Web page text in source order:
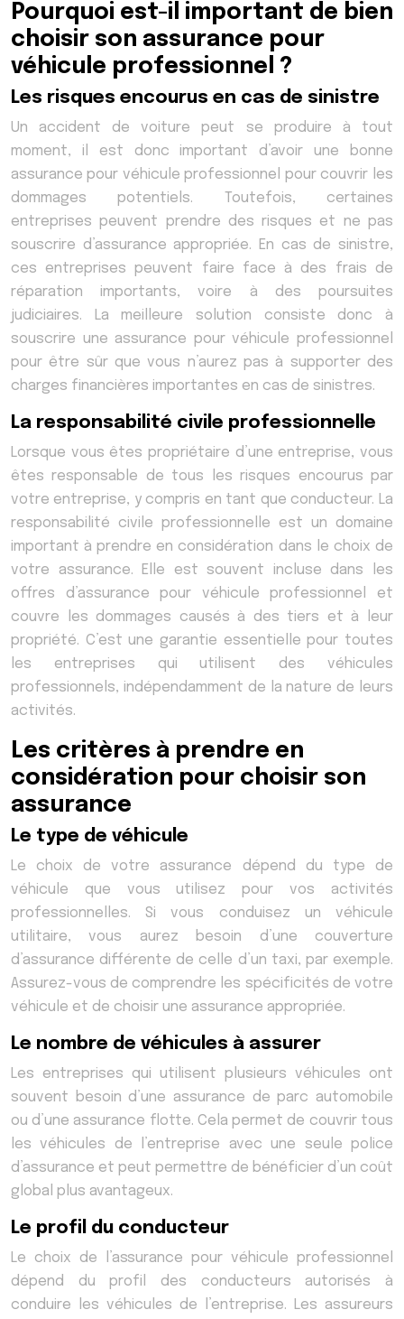
Pourquoi est-il important de bien
choisir son assurance pour
véhicule professionnel ?
Les risques encourus en cas de sinistre
Un accident de voiture peut se produire à tout
moment, il est donc important d’avoir une bonne
assurance pour véhicule professionnel pour couvrir les
dommages potentiels. Toutefois, certaines
entreprises peuvent prendre des risques et ne pas
souscrire d’assurance appropriée. En cas de sinistre,
ces entreprises peuvent faire face à des frais de
réparation importants, voire à des poursuites
judiciaires. La meilleure solution consiste donc à
souscrire une assurance pour véhicule professionnel
pour être sûr que vous n’aurez pas à supporter des
charges financières importantes en cas de sinistres.
La responsabilité civile professionnelle
Lorsque vous êtes propriétaire d’une entreprise, vous
êtes responsable de tous les risques encourus par
votre entreprise, y compris en tant que conducteur. La
responsabilité civile professionnelle est un domaine
important à prendre en considération dans le choix de
votre assurance. Elle est souvent incluse dans les
offres d’assurance pour véhicule professionnel et
couvre les dommages causés à des tiers et à leur
propriété. C’est une garantie essentielle pour toutes
les entreprises qui utilisent des véhicules
professionnels, indépendamment de la nature de leurs
activités.
Les critères à prendre en
considération pour choisir son
assurance
Le type de véhicule
Le choix de votre assurance dépend du type de
véhicule que vous utilisez pour vos activités
professionnelles. Si vous conduisez un véhicule
utilitaire, vous aurez besoin d’une couverture
d’assurance différente de celle d’un taxi, par exemple.
Assurez-vous de comprendre les spécificités de votre
véhicule et de choisir une assurance appropriée.
Le nombre de véhicules à assurer
Les entreprises qui utilisent plusieurs véhicules ont
souvent besoin d’une assurance de parc automobile
ou d’une assurance flotte. Cela permet de couvrir tous
les véhicules de l’entreprise avec une seule police
d’assurance et peut permettre de bénéficier d’un coût
global plus avantageux.
Le profil du conducteur
Le choix de l’assurance pour véhicule professionnel
dépend du profil des conducteurs autorisés à
conduire les véhicules de l’entreprise. Les assureurs